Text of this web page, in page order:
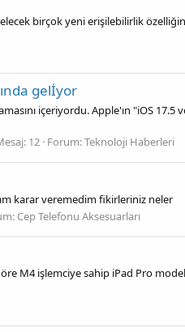
birçok yeni erişilebilirlik
gelİyor
içeriyordu. Apple'ın "iOS 17.5
12 Forum:Teknoloji Haberleri
karar veremedim fikirleriniz neler
Cep Telefonu Aksesuarları
M4 işlemciye sahip iPad Pro